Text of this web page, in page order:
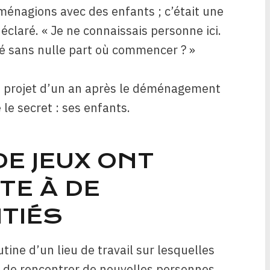
avec des enfants ; c’était une
« Je ne connaissais personne ici.
nulle part où commencer ? »
d’un an après le déménagement
le secret : ses enfants.
JEUX ONT
À DE
d’un lieu de travail sur lesquelles